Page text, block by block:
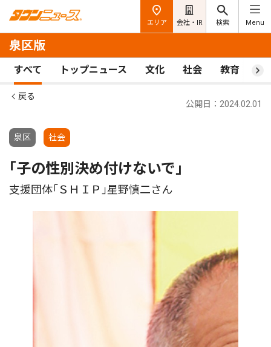
エリア 会社・IR 検索 Menu
泉区版
すべて トップニュース 文化 社会 教育 ス
戻る
泉区 社会
公開日：2024.02.01
｢子の性別決め付けないで｣
支援団体｢ＳＨＩＰ｣星野慎二さん